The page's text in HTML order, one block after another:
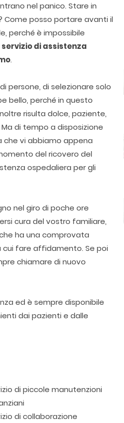
nel panico. Stare in
Come posso portare avanti il
perché è impossibile
servizio di assistenza
.
persone, di selezionare solo
bello, perché in questo
risulta dolce, paziente,
di tempo a disposizione
che vi abbiamo appena
del ricovero del
ospedaliera per gli
nel giro di poche ore
cura del vostro familiare,
ha una comprovata
cui fare affidamento. Se poi
chiamare di nuovo
ed è sempre disponibile
dai pazienti e dalle
di piccole manutenzioni
di collaborazione